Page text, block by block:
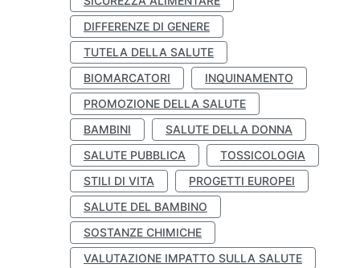
DIFFERENZE DI GENERE
TUTELA DELLA SALUTE
BIOMARCATORI
INQUINAMENTO
PROMOZIONE DELLA SALUTE
BAMBINI
SALUTE DELLA DONNA
SALUTE PUBBLICA
TOSSICOLOGIA
STILI DI VITA
PROGETTI EUROPEI
SALUTE DEL BAMBINO
SOSTANZE CHIMICHE
VALUTAZIONE IMPATTO SULLA SALUTE